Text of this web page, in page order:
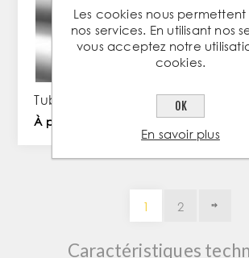
Tube rond 48,3x2mm en Inox 304
À partir de 16,98 € TTC / PC
1 2
Caractéristiques
Les cookies nous
nos services. En utilisant nos
vous acceptez notre
cookies.
OK
En savoir plus